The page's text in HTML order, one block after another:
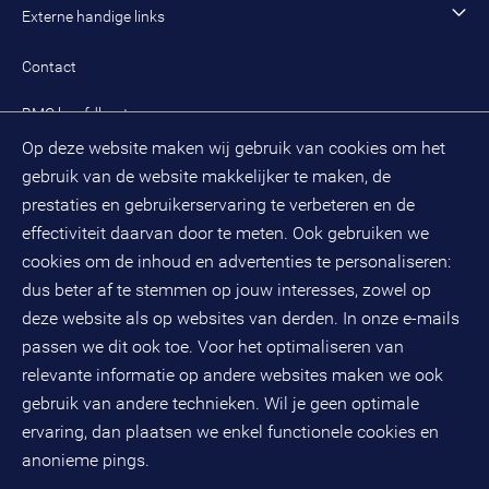
Op deze website maken wij gebruik van cookies om het
gebruik van de website makkelijker te maken, de
prestaties en gebruikerservaring te verbeteren en de
effectiviteit daarvan door te meten. Ook gebruiken we
cookies om de inhoud en advertenties te personaliseren:
dus beter af te stemmen op jouw interesses, zowel op
deze website als op websites van derden. In onze e-mails
passen we dit ook toe. Voor het optimaliseren van
relevante informatie op andere websites maken we ook
gebruik van andere technieken. Wil je geen optimale
ervaring, dan plaatsen we enkel functionele cookies en
anonieme pings.
Onze cultuur en organisatie
Inloggen mijn BMC
Meest gestelde vragen mijn BMC
Evenementen
Alle artikelen
Externe handige links
Public spirit
Contact
BMC hoofdkantoor
(033) 496 52 00
Databankweg 26 D
3821 ALAmersfoort
Postbus 490
3800 AL Amersfoort
KvK-nummer: 32078667
BTW-nummer: NL808663598B01
Volg ons op social media